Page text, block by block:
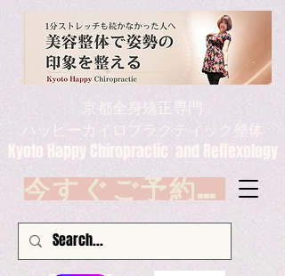
京都全身矯正専門
ハッピーカイロプラクティック整体
Kyoto Happy Chiropractic and Reflexology
今すぐご予約 Book now